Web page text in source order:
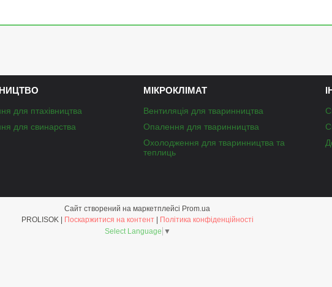
для птахівництва
для свинарства
МІКРОКЛІМАТ
Вентиляція для тваринництва
Опалення для тваринництва
Охолодження для тваринництва та
теплиць
Сайт створений на маркетплейсі Prom.ua
Поскаржитися на контент
Політика конфіденційності
Select Language ▼